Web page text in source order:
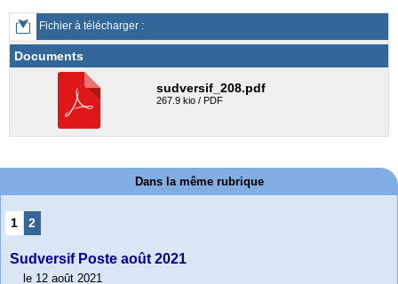
Fichier à télécharger :
Documents
sudversif_208.pdf
267.9 kio / PDF
Dans la même rubrique
1 2
Sudversif Poste août 2021
le 12 août 2021